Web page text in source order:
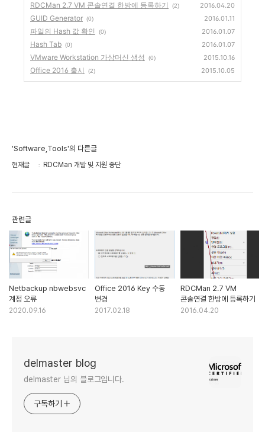
RDCMan 2.7 VM 콘솔연결 한방에 등록하기 (2) 2016.04.20
GUID Generator (0) 2016.01.11
파일의 Hash 값 확인 (0) 2016.01.07
Hash Tab (0) 2016.01.07
VMware Workstation 가상머신 생성 (0) 2015.10.16
Office 2016 출시 (2) 2015.10.05
'Software,Tools'의 다른글
현재글 RDCMan 개발 및 지원 중단
관련글
Netbackup nbwebsvc
계정 오류
2020.09.16
Office 2016 Key 수동
변경
2017.02.18
RDCMan 2.7 VM
콘솔연결 한방에 등록하기
2016.04.20
delmaster blog
delmaster 님의 블로그입니다.
구독하기